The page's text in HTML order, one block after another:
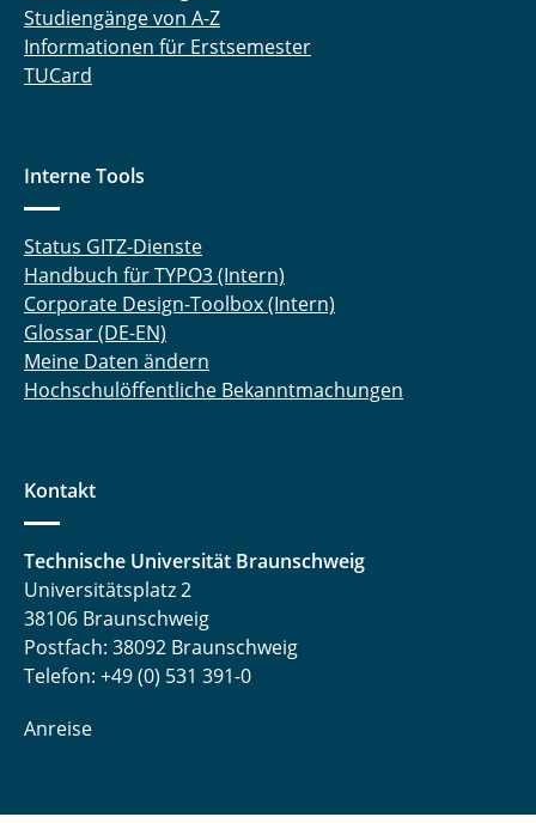
Jennifer Pierick, M. Sc.
Franziska Klein-Punt, M. Sc.
Manuel Reuning, M. Sc.
Markus Rojer, M. Sc.
Hilmar Clemens Scharf, M. Sc.
Prof. Dr.-Ing. Carsten Schilde
Daniela Scholz
Svenja Schreiber, M. Sc.
Julia Schulte
Studiengänge von A-Z
Informationen für Erstsemester
TUCard
Interne Tools
Status GITZ-Dienste
Handbuch für TYPO3 (Intern)
Corporate Design-Toolbox (Intern)
Glossar (DE-EN)
Meine Daten ändern
Hochschulöffentliche Bekanntmachungen
Kontakt
Technische Universität Braunschweig
Universitätsplatz 2
38106 Braunschweig
Postfach: 38092 Braunschweig
Telefon: +49 (0) 531 391-0
Anreise